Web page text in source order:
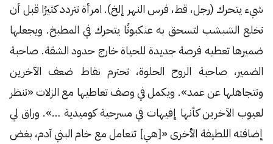
شيء يتحرك (رجل، قط، فرس النهر إلخ). امرأة تتردد كثيرًا قبل أن
تخلع الشبشب لتسحق به عنكبوتًا يتحرك في المطبخ. ويجعلها
ضميرها تعطيه فرصة جديدة للحياة خارج حدود الشقة. صاحبة
الضمير، صاحبة الروح الحلوة، تحترم نقاط ضعف الآخرين
وتتجاهلها عن عمد». ويكمل في وصف تعاطيها مع الزلات «تنظر
لعيوب الآخرين كأنها إفيهات في مسرحية كوميدية …». وراق لي
إضافته اللطيفة الأخرى «[هي] تتعامل مع خام البني آدم، بغض